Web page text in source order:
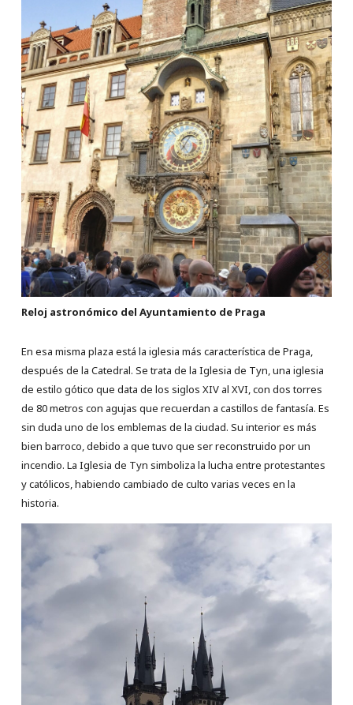
Reloj astronómico del Ayuntamiento de Praga
En esa misma plaza está la iglesia más característica de Praga,
después de la Catedral. Se trata de la Iglesia de Tyn, una iglesia
de estilo gótico que data de los siglos XIV al XVI, con dos torres
de 80 metros con agujas que recuerdan a castillos de fantasía. Es
sin duda uno de los emblemas de la ciudad. Su interior es más
bien barroco, debido a que tuvo que ser reconstruido por un
incendio. La Iglesia de Tyn simboliza la lucha entre protestantes
y católicos, habiendo cambiado de culto varias veces en la
historia.